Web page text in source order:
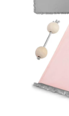
hviezdičiek.